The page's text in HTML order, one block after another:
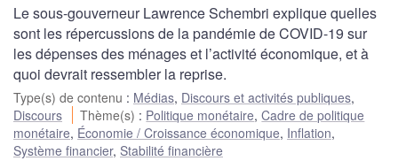
Le sous-gouverneur Lawrence Schembri explique quelles
sont les répercussions de la pandémie de COVID-19 sur
les dépenses des ménages et l’activité économique, et à
quoi devrait ressembler la reprise.
Type(s) de contenu : Médias, Discours et activités publiques,
Discours
Thème(s) : Politique monétaire,Cadre de politique
monétaire, Économie / Croissance économique, Inflation,
Système financier, Stabilité financière